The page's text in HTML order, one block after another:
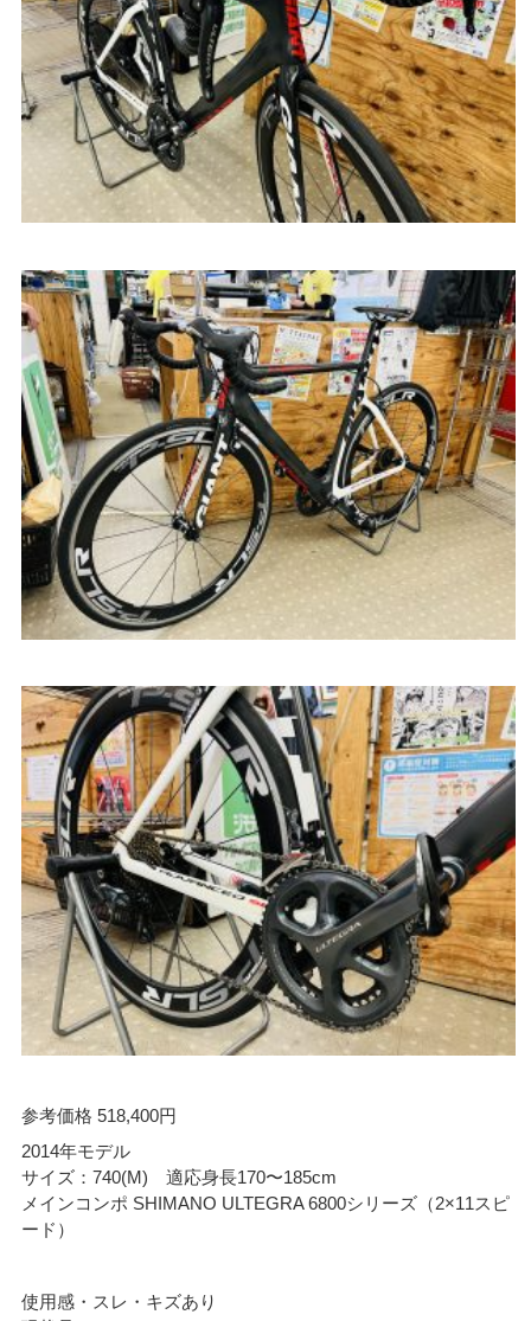
参考価格 518,400円
2014年モデル
サイズ：740(M) 適応身長170〜185cm
メインコンポ SHIMANO ULTEGRA 6800シリーズ（2×11スピ
ード）
使用感・スレ・キズあり